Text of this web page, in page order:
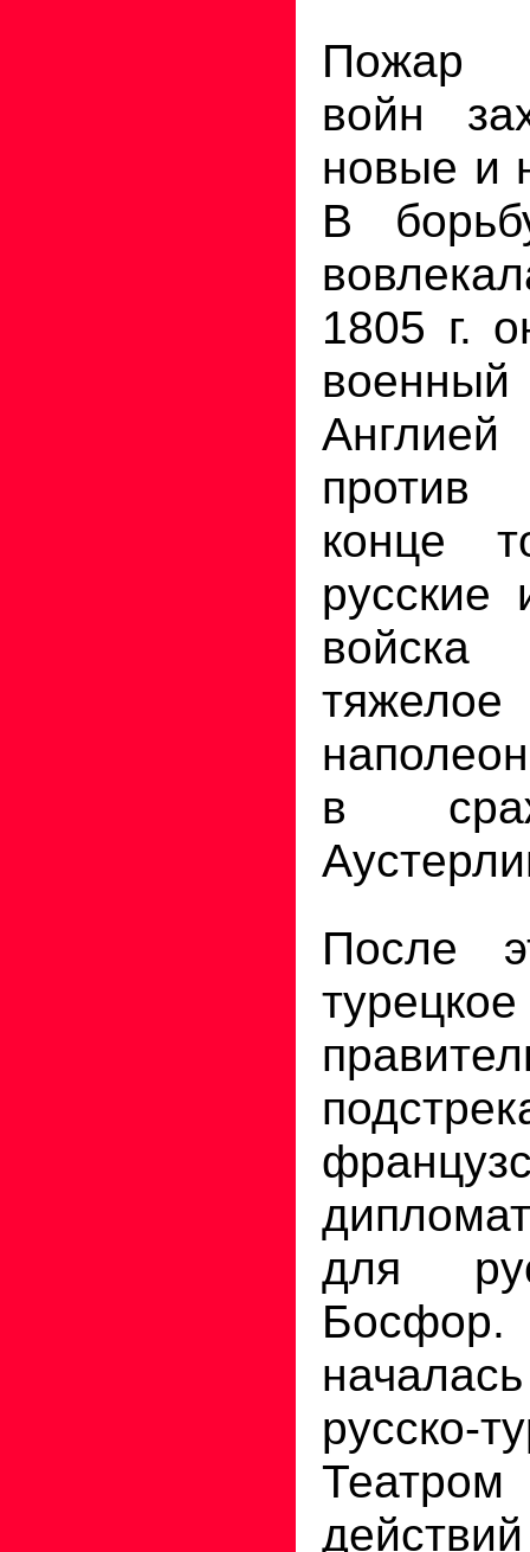
Пожар
войн
новые и
В
1805 г.
конце
русские
тяжелое
в
После
турецкое
для
русско-